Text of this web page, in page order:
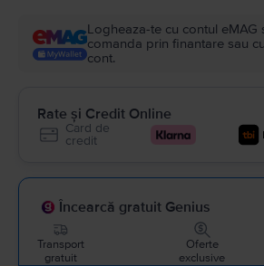
Logheaza-te cu contul eMAG
comanda prin finantare sau
cont.
Rate și Credit Online
Card de
credit
Încearcă gratuit Genius
Transport
gratuit
Oferte
exclusive